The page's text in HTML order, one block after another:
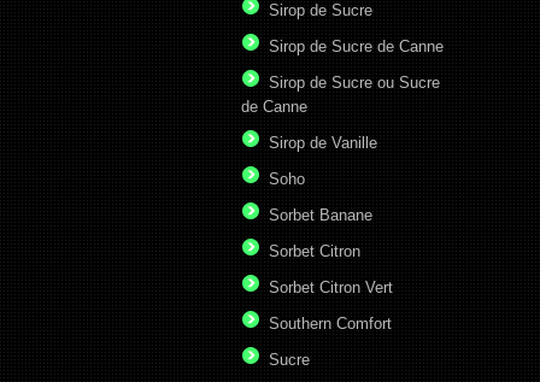
Sirop de Sucre
Sirop de Sucre de Canne
Sirop de Sucre ou Sucre
de Canne
Sirop de Vanille
Soho
Sorbet Banane
Sorbet Citron
Sorbet Citron Vert
Southern Comfort
Sucre